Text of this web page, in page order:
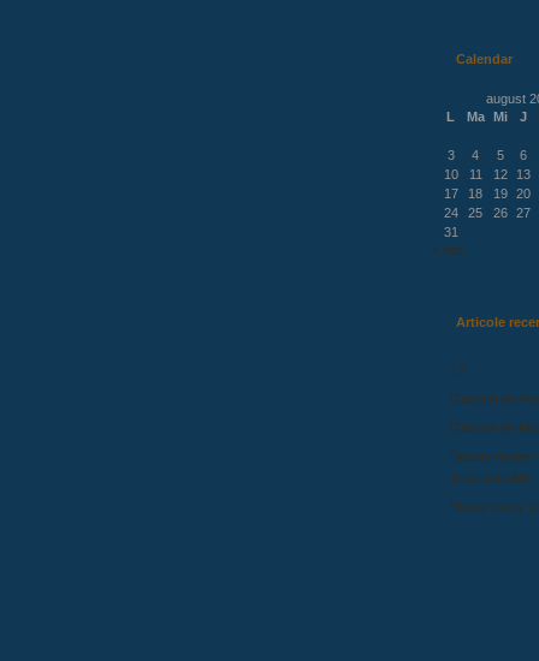
Calendar
august
L
Ma Mi J
3 4 5
6
10
11 12 13
17
18 19 20
24
25 26 27
31
« dec.
Articole
13!
Ganduri de
Ganduri de
Beauty
de la Sensiblu
Happy many